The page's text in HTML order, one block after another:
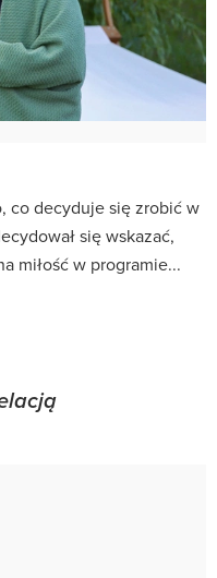
co decyduje się zrobić w
się wskazać,
miłość w programie...